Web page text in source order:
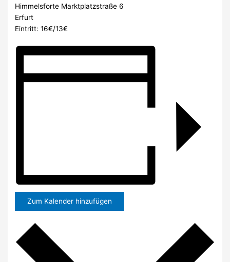
Himmelsforte Marktplatzstraße 6
Erfurt
Eintritt: 16€/13€
Zum Kalender hinzufügen